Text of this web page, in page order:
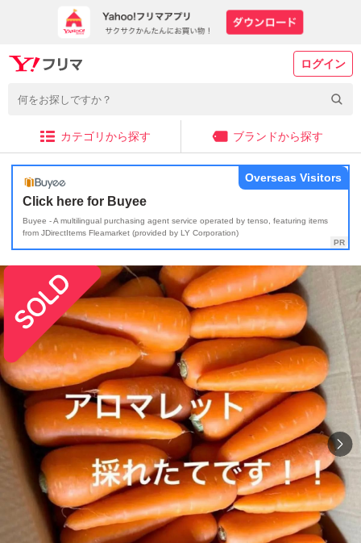
ログイン
カテゴリから探す ブランドから探す
Click here for Buyee
Buyee - A multilingual purchasing agent service operated by tenso, featuring items
from JDirectItems Fleamarket (provided by LY Corporation)
Overseas Visitors